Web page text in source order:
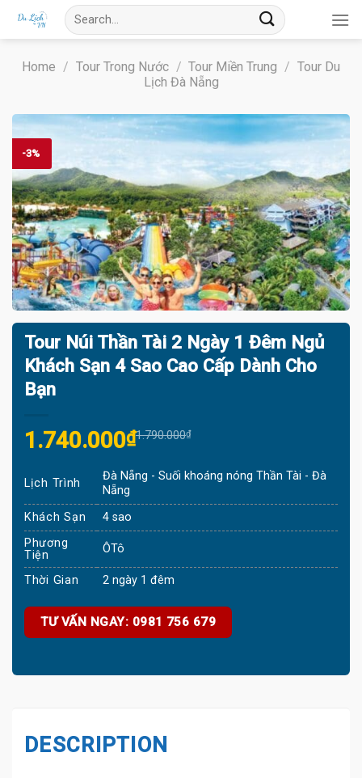
Skip
Search
for:
Home / Tour Trong Nước / Tour Miền Trung / Tour Du
Lịch Đà Nẵng
-3%
Tour Núi Thần Tài 2 Ngày 1 Đêm Ngủ
Khách Sạn 4 Sao Cao Cấp Dành Cho
Bạn
1.790.000₫
Original
was:
1.790.000₫.
1.740.000₫
Current
is:
1.740.000₫.
Lịch Trình
Đà Nẵng - Suối khoáng nóng Thần Tài - Đà
Nẵng
Khách Sạn
4 sao
Phương
Tiện
ÔTô
Thời Gian 2 ngày 1 đêm
TƯ VẤN NGAY: 0981 756 679
DESCRIPTION